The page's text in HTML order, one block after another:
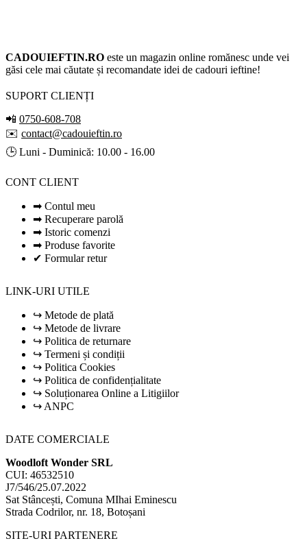
CADOUIEFTIN.RO este un magazin online romănesc unde vei
găsi cele mai căutate și recomandate idei de cadouri ieftine!
SUPORT CLIENȚI
📲 0750-608-708
✉️ contact@cadouieftin.ro
🕒 Luni - Duminică: 10.00 - 16.00
CONT CLIENT
➡ Contul meu
➡ Recuperare parolă
➡ Istoric comenzi
➡ Produse favorite
✔ Formular retur
LINK-URI UTILE
↪ Metode de plată
↪ Metode de livrare
↪ Politica de returnare
↪ Termeni și condiții
↪ Politica Cookies
↪ Politica de confidențialitate
↪ Soluționarea Online a Litigiilor
↪ ANPC
DATE COMERCIALE
Woodloft Wonder SRL
CUI: 46532510
J7/546/25.07.2022
Sat Stâncești, Comuna MIhai Eminescu
Strada Codrilor, nr. 18, Botoșani
SITE-URI PARTENERE